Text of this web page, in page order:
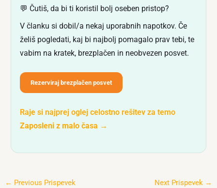
💬 Čutiš, da bi ti koristil bolj oseben pristop?
V članku si dobil/a nekaj uporabnih napotkov. Če
želiš pogledati, kaj bi najbolj pomagalo prav tebi, te
vabim na kratek, brezplačen in neobvezen posvet.
Rezerviraj brezplačen posvet
Raje si najprej oglej celostno rešitev za temo
Zaposleni z malo časa →
← Previous Prispevek Next Prispevek →